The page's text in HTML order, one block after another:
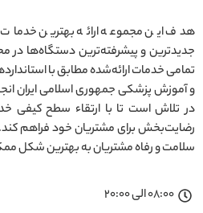
هدف این مجموعه ارائه بهترین خدمات
جدیدترین و پیشرفته‌ترین دستگاه‌ها
و آموزش پزشکی جمهوری اسلامی ایران
در تلاش است تا با ارتقاء سطح کیفی
رضایت‌بخش برای مشتریان خود فراهم
سلامت و رفاه مشتریان به بهترین شکل
08:00 الی 20:00